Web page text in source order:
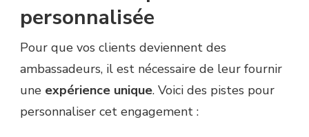
personnalisée
Pour que vos clients deviennent des
ambassadeurs, il est nécessaire de leur fournir
une expérience unique. Voici des pistes pour
personnaliser cet engagement :